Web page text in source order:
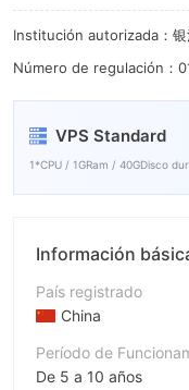
Institución autorizada：银
Número de regulación：
VPS Standard
1*CPU / 1GRam / 40GDisco
Información
País registrado
China
Período de
De 5 a 10 años